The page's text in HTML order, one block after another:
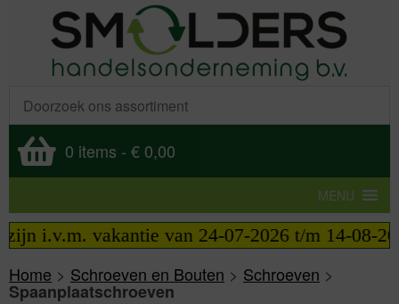
0 items - € 0,00
MENU
vakantie van 24-07-2026 t/m 14-08-2026
Home > Schroeven en Bouten > Schroeven >
Spaanplaatschroeven